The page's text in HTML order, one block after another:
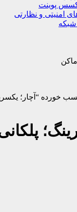
پوینت
امنیتی و نظارتی
شبکه
پلکانی ؛۱۲